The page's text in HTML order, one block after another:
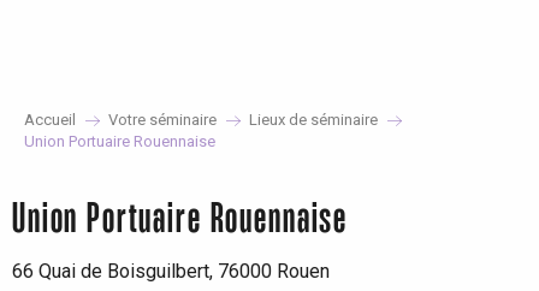
Accueil Votre séminaire
Lieux de séminaire
Union Portuaire Rouennaise
Union Portuaire Rouennaise
66 Quai de Boisguilbert, 76000 Rouen